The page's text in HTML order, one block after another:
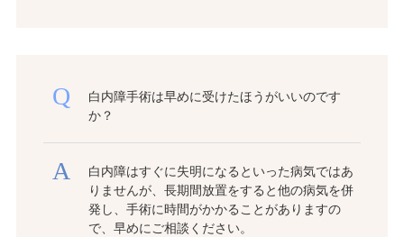
白内障手術は早めに受けたほうがいいのです
か？
白内障はすぐに失明になるといった病気ではあ
りませんが、長期間放置をすると他の病気を併
発し、手術に時間がかかることがありますの
で、早めにご相談ください。